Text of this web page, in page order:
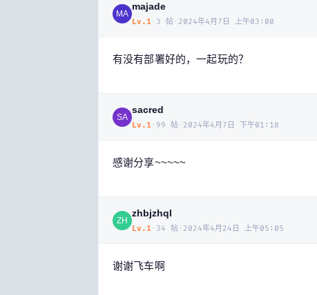
MA
majade
Lv. 1 · 3 帖 · 2024年4月7日 上午03:00
有没有部署好的，一起玩的？
SA
sacred
Lv. 1 · 99 帖 · 2024年4月7日 下午01:18
感谢分享~~~~~
ZH
zhbjzhql
Lv. 1 · 34 帖 · 2024年4月24日 上午05:05
谢谢飞车啊